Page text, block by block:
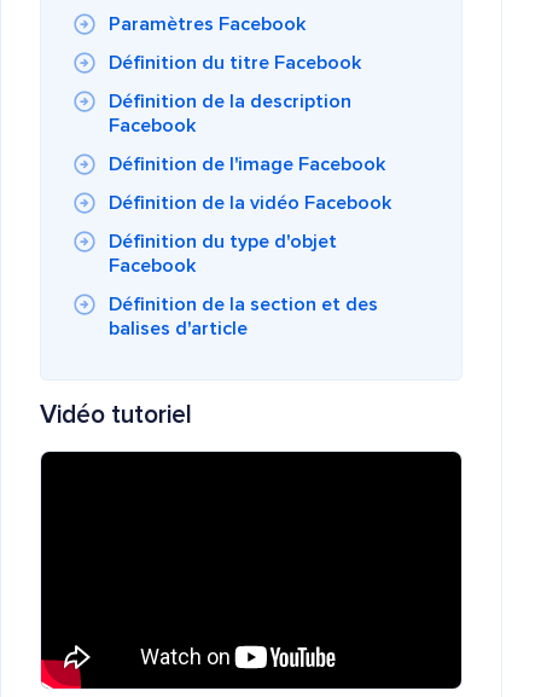
Paramètres Facebook
Définition du titre Facebook
Définition de la description
Facebook
Définition de l'image Facebook
Définition de la vidéo Facebook
Définition du type d'objet
Facebook
Définition de la section et des
balises d'article
Vidéo tutoriel